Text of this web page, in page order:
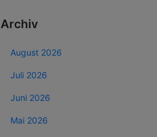
Archiv
August 2026
Juli 2026
Juni 2026
Mai 2026